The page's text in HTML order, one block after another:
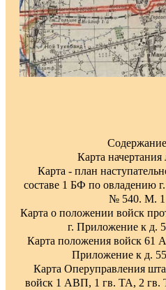
Карта
Карта - план
составе 1 БФ по овладению
№ 540. М. 1
Карта о положении войск
г. Приложение к д.
Карта положения войск 61
Приложение к д.
Карта Оперуправления
войск 1 АВП, 1 гв. ТА, 2 гв.